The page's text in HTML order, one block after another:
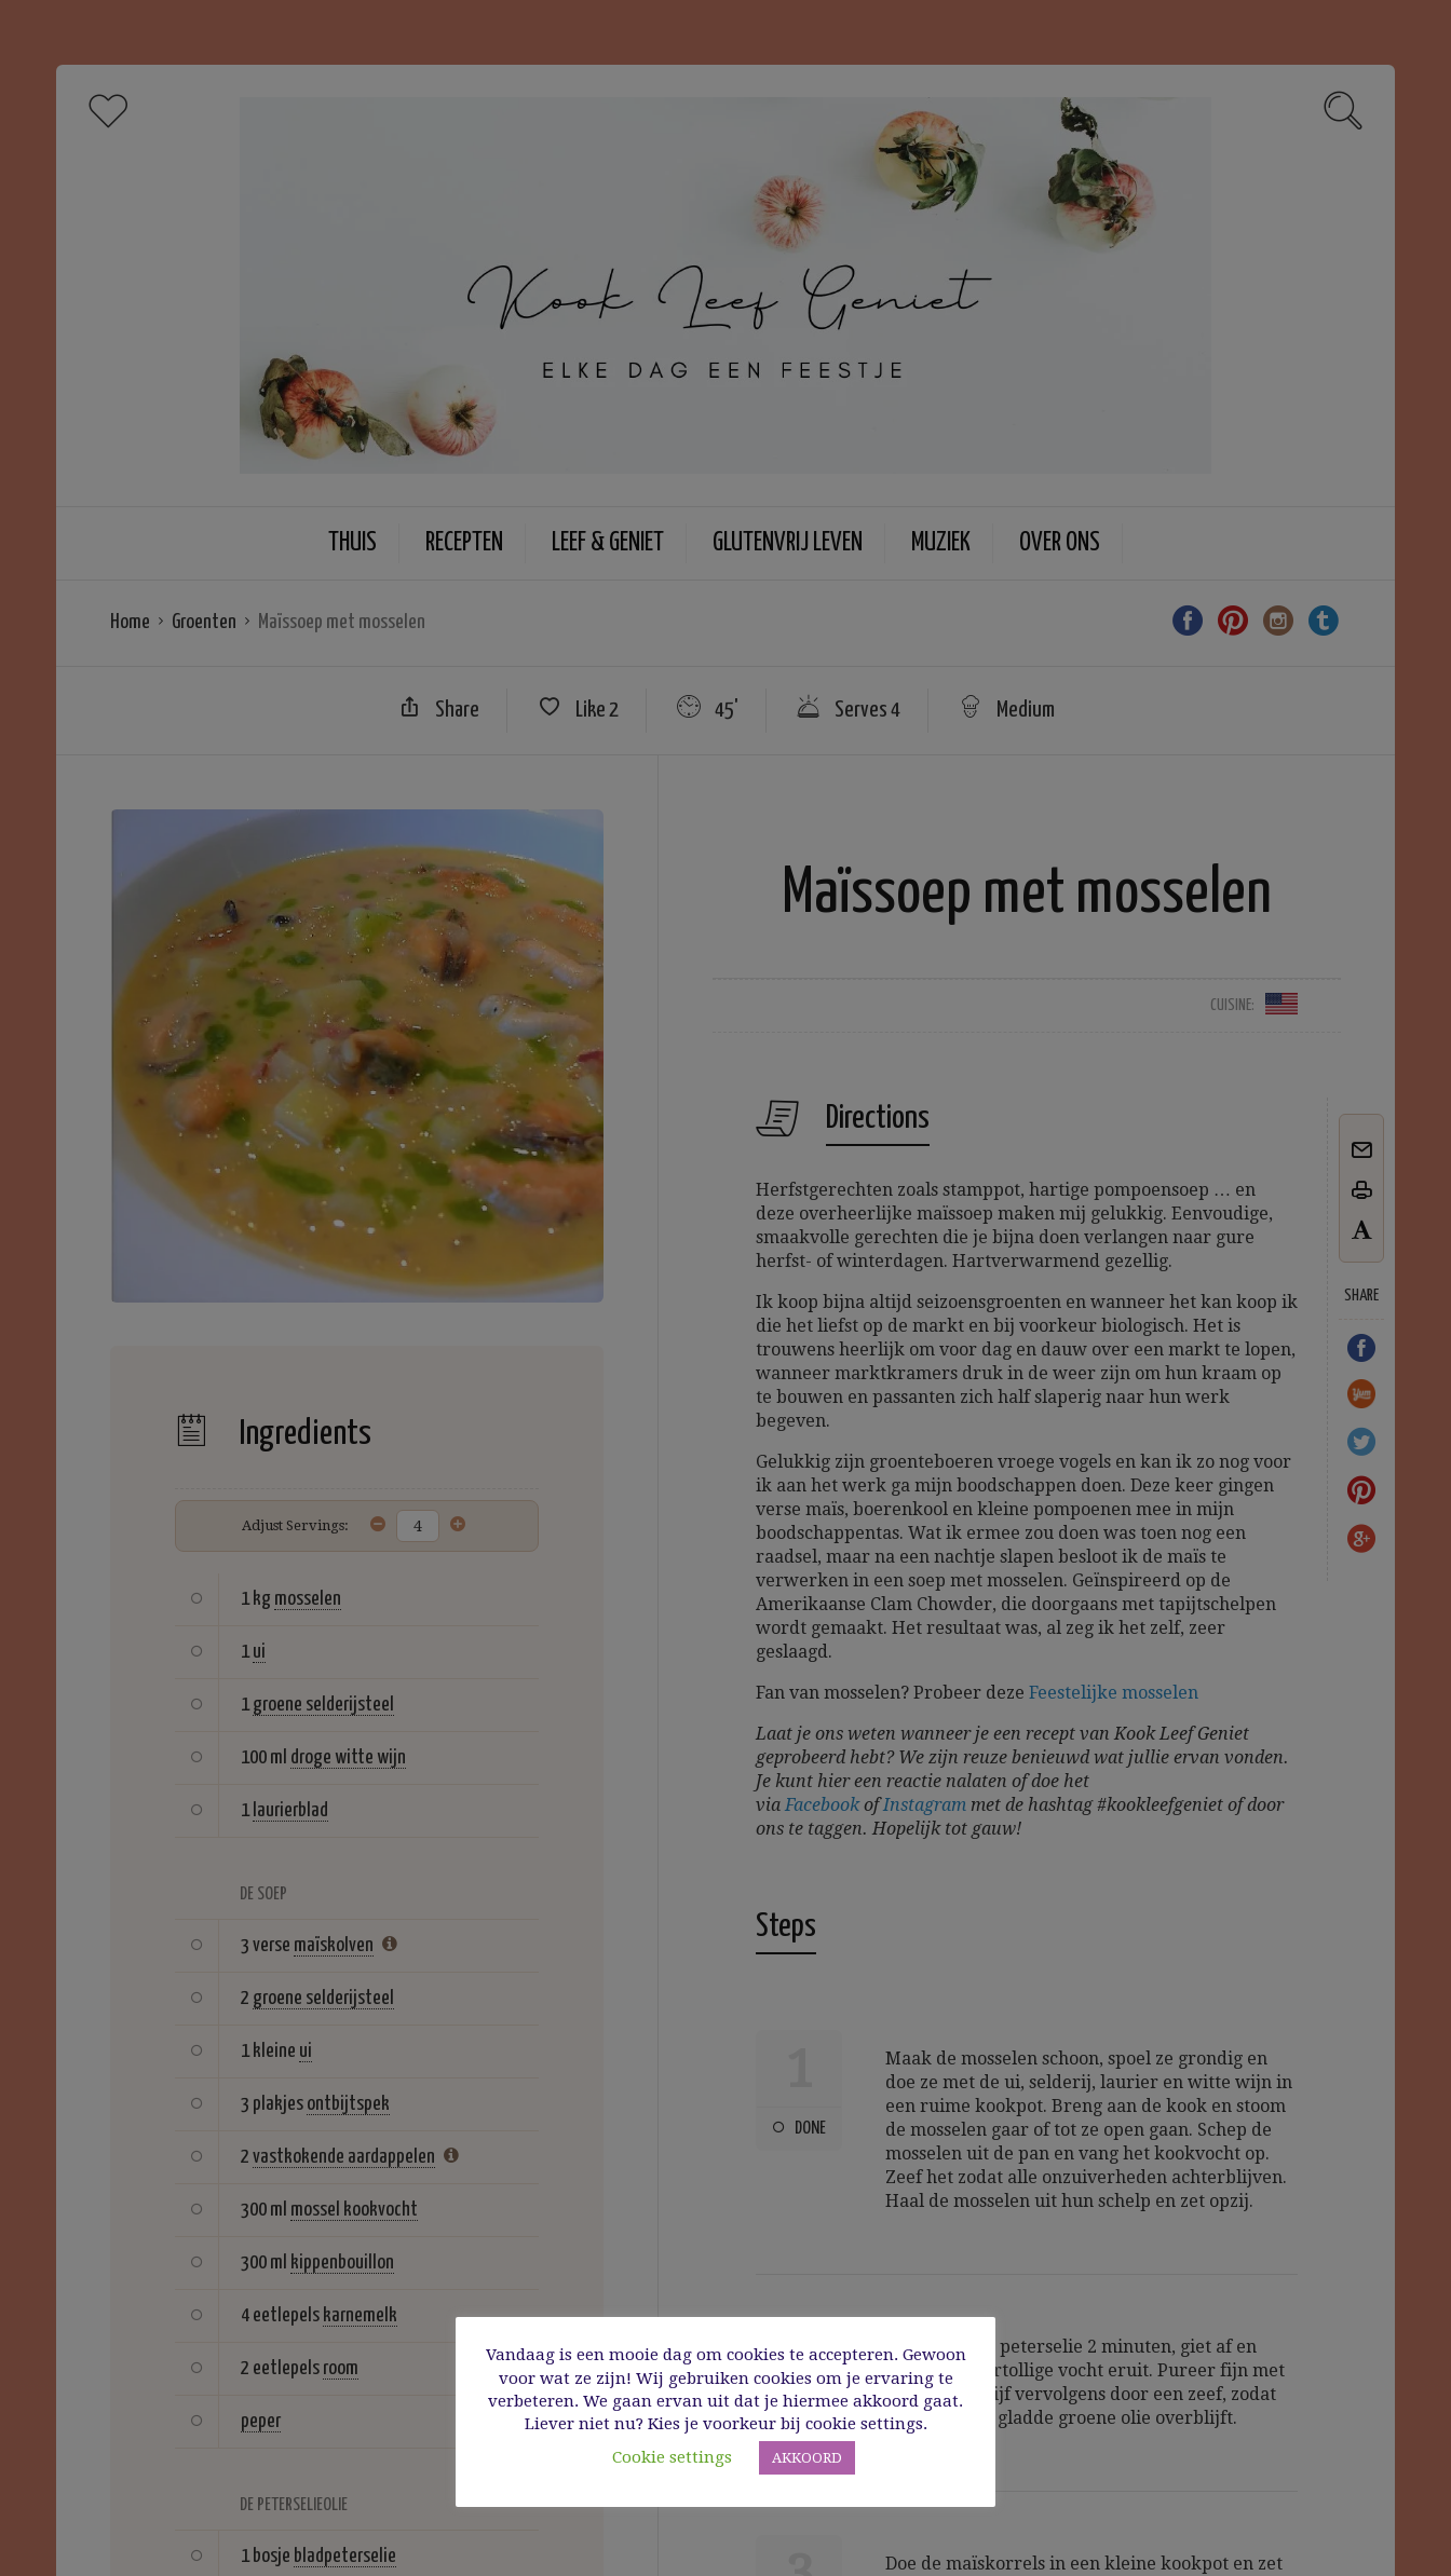
THUIS RECEPTEN LEEF & GENIET GLUTENVRIJ LEVEN MUZIEK OVER ONS
Home Groenten Maïssoep met mosselen
Share Like 2 45' Serves 4 Medium
Ingredients
Adjust Servings:
1 kg mosselen
1 ui
1 groene selderijsteel
100 ml droge witte wijn
1 laurierblad
DE SOEP
3 verse maïskolven
2 groene selderijsteel
1 kleine ui
3 plakjes ontbijtspek
2 vastkokende aardappelen
300 ml mossel kookvocht
300 ml kippenbouillon
4 eetlepels karnemelk
2 eetlepels room
peper
DE PETERSELIEOLIE
1 bosje bladpeterselie
Maïssoep met mosselen
CUISINE:
Directions
SHARE
Herfstgerechten zoals stamppot, hartige pompoensoep … en
deze overheerlijke maïssoep maken mij gelukkig. Eenvoudige,
smaakvolle gerechten die je bijna doen verlangen naar gure
herfst- of winterdagen. Hartverwarmend gezellig.
Ik koop bijna altijd seizoensgroenten en wanneer het kan koop ik
die het liefst op de markt en bij voorkeur biologisch. Het is
trouwens heerlijk om voor dag en dauw over een markt te lopen,
wanneer marktkramers druk in de weer zijn om hun kraam op
te bouwen en passanten zich half slaperig naar hun werk
begeven.
Gelukkig zijn groenteboeren vroege vogels en kan ik zo nog voor
ik aan het werk ga mijn boodschappen doen. Deze keer gingen
verse maïs, boerenkool en kleine pompoenen mee in mijn
boodschappentas. Wat ik ermee zou doen was toen nog een
raadsel, maar na een nachtje slapen besloot ik de maïs te
verwerken in een soep met mosselen. Geïnspireerd op de
Amerikaanse Clam Chowder, die doorgaans met tapijtschelpen
wordt gemaakt. Het resultaat was, al zeg ik het zelf, zeer
geslaagd.
Fan van mosselen? Probeer deze Feestelijke mosselen
Laat je ons weten wanneer je een recept van Kook Leef Geniet
geprobeerd hebt? We zijn reuze benieuwd wat jullie ervan vonden.
Je kunt hier een reactie nalaten of doe het
viaFacebookofInstagram met de hashtag #kookleefgeniet of door
ons te taggen.Hopelijk tot gauw!
Steps
DONE
Maak de mosselen schoon, spoel ze grondig en
doe ze met de ui, selderij, laurier en witte wijn in
een ruime kookpot. Breng aan de kook en stoom
de mosselen gaar of tot ze open gaan. Schep de
mosselen uit de pan en vang het kookvocht op.
Zeef het zodat alle onzuiverheden achterblijven.
Haal de mosselen uit hun schelp en zet opzij.
2
DONE
Blancheer de peterselie 2 minuten, giet af en
knijp het overtollige vocht eruit. Pureer fijn met
de olie en wrijf vervolgens door een zeef, zodat
er een mooie gladde groene olie overblijft.
Doe de maïskorrels in een kleine kookpot en zet
Vandaag is een mooie dag om cookies te accepteren. Gewoon
voor wat ze zijn! Wij gebruiken cookies om je ervaring te
verbeteren. We gaan ervan uit dat je hiermee akkoord gaat.
Liever niet nu? Kies je voorkeur bij cookie settings.
Cookie settings
AKKOORD